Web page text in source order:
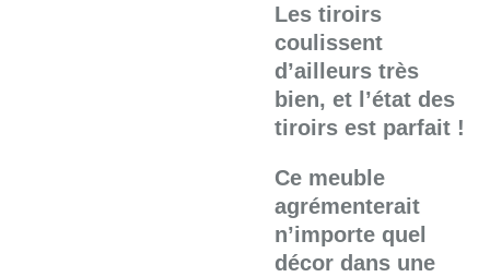
Les tiroirs
coulissent
d’ailleurs très
bien, et l’état des
tiroirs est parfait !
Ce meuble
agrémenterait
n’importe quel
décor dans une